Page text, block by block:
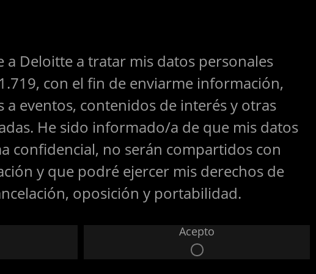
Deloitte a tratar mis datos personales
con el fin de enviarme información,
eventos, contenidos de interés y otras
He sido informado/a de que mis datos
confidencial, no serán compartidos con
y que podré ejercer mis derechos de
oposición y portabilidad.
Acepto